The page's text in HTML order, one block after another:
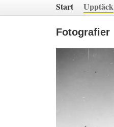
Start Upptäck
Fotografier